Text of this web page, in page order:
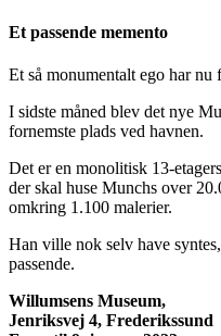
Et passende memento
Et så monumentalt ego har
I sidste måned blev det nye
fornemste plads ved havnen.
Det er en monolitisk 13-
der skal huse Munchs over
omkring 1.100 malerier.
Han ville nok selv have
passende.
Willumsens Museum,
Jenriksvej 4, Frederikssund